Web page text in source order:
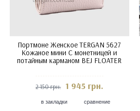
Портмоне Женское TERGAN 5627
Кожаное мини С монетницей и
потайным карманом BORDO
FLOATER Бордовый
2 150 грн. 1 945 грн.
в закладки сравнение